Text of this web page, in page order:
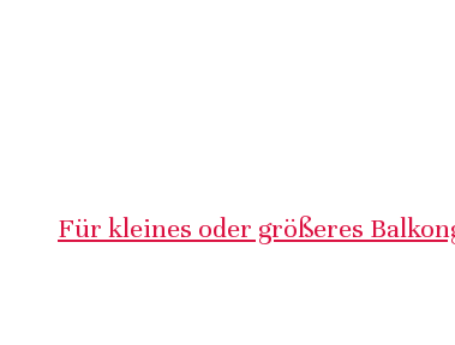
Für kleines oder größeres